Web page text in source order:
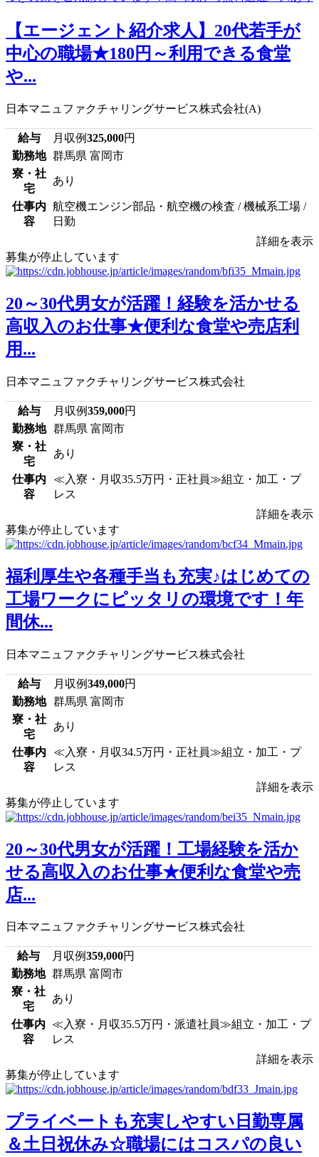
【エージェント紹介求人】20代若手が
中心の職場★180円～利用できる食堂
や...
日本マニュファクチャリングサービス株式会社(A)
給与 月収例325,000円
勤務地 群馬県 富岡市
寮・社
宅
あり
仕事内
容
航空機エンジン部品・航空機の検査 / 機械系工場 /
日勤
詳細を表示
募集が停止しています
20～30代男女が活躍！経験を活かせる
高収入のお仕事★便利な食堂や売店利
用...
日本マニュファクチャリングサービス株式会社
給与 月収例359,000円
勤務地 群馬県 富岡市
寮・社
宅
あり
仕事内
容
≪入寮・月収35.5万円・正社員≫組立・加工・プ
レス
詳細を表示
募集が停止しています
福利厚生や各種手当も充実♪はじめての
工場ワークにピッタリの環境です！年
間休...
日本マニュファクチャリングサービス株式会社
給与 月収例349,000円
勤務地 群馬県 富岡市
寮・社
宅
あり
仕事内
容
≪入寮・月収34.5万円・正社員≫組立・加工・プ
レス
詳細を表示
募集が停止しています
20～30代男女が活躍！工場経験を活か
せる高収入のお仕事★便利な食堂や売
店...
日本マニュファクチャリングサービス株式会社
給与 月収例359,000円
勤務地 群馬県 富岡市
寮・社
宅
あり
仕事内
容
≪入寮・月収35.5万円・派遣社員≫組立・加工・プ
レス
詳細を表示
募集が停止しています
プライベートも充実しやすい日勤専属
＆土日祝休み☆職場にはコスパの良い